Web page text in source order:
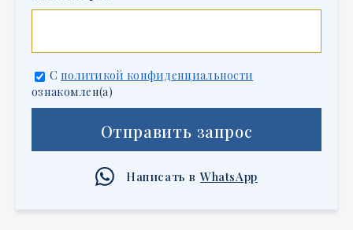
С политикой конфиденциальности
ознакомлен(а)
Отправить запрос
Написать в WhatsApp